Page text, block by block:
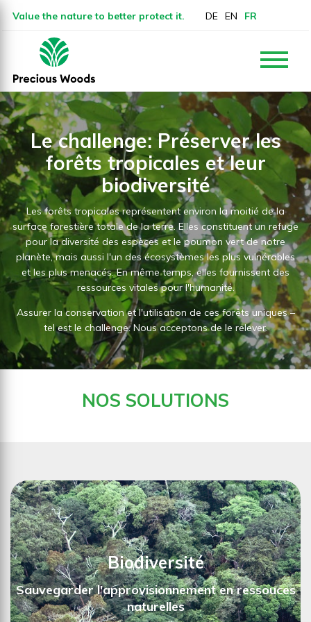
Value the nature to better protect it. DE EN FR
Le challenge: Préserver les
forêts tropicales et leur
biodiversité
Les forêts tropicales représentent environ la moitié de la
surface forestière totale de la terre. Elles constituent un refuge
pour la diversité des espèces et le poumon vert de notre
planète, mais aussi l'un des écosystèmes les plus vulnérables
et les plus menacés. En même temps, elles fournissent des
ressources vitales pour l'humanité.
Assurer la conservation et l'utilisation de ces forêts uniques –
tel est le challenge. Nous acceptons de le relever.
NOS SOLUTIONS
Biodiversité
Sauvegarder l'approvisionnement en ressouces
naturelles